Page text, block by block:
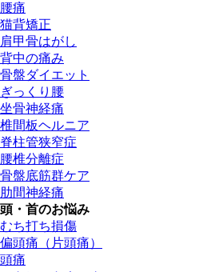
腰痛
猫背矯正
肩甲骨はがし
背中の痛み
骨盤ダイエット
ぎっくり腰
坐骨神経痛
椎間板ヘルニア
脊柱管狭窄症
腰椎分離症
骨盤底筋群ケア
肋間神経痛
頭・首のお悩み
むち打ち損傷
偏頭痛（片頭痛）
頭痛